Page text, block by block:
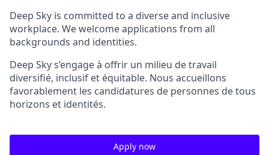
Deep Sky is committed to a diverse and inclusive
workplace. We welcome applications from all
backgrounds and identities.
Deep Sky s’engage à offrir un milieu de travail
diversifié, inclusif et équitable. Nous accueillons
favorablement les candidatures de personnes de tous
horizons et identités.
Apply now